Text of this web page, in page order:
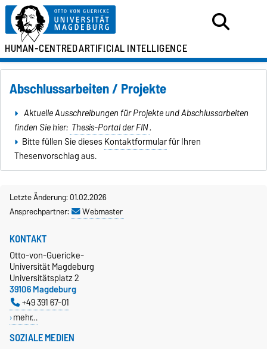
HUMAN-CENTREDARTIFICIAL INTELLIGENCE
Abschlussarbeiten / Projekte
Aktuelle Ausschreibungen für Projekte und Abschlussarbeiten
finden Sie hier: Thesis-Portal der FIN.
Bitte füllen Sie diesesKontaktformularfür Ihren
Thesenvorschlag aus.
Letzte Änderung: 01.02.2026
Ansprechpartner:
Webmaster
SOZIALE MEDIEN
KONTAKT
Otto-von-Guericke-
Universität Magdeburg
Universitätsplatz 2
39106 Magdeburg
+49 391 67-01
mehr…